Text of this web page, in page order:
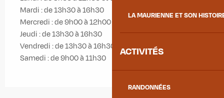
LA MAURIENNE ET SON
ACTIVITÉS
RANDONNÉES
Mardi : de 13h30 à 16h30
Mercredi : de 9h00 à 12h00 et de 13h30 à 16h30
Jeudi : de 13h30 à 16h30
Vendredi : de 13h30 à 16h30
Samedi : de 9h00 à 11h30